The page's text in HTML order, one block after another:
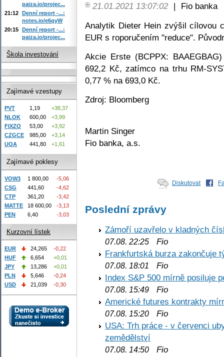
21.01.2021 13:07:02 |
Fio banka
Analytik Dieter Hein zvýšil cílovou
EUR s roporučením "reduce".
Akcie Erste (BCPPX:
692,2 Kč, zatímco na trhu RM-
0,77 % na 693,0 Kč.
Zdroj: Bloomberg
Martin Singer
Fio banka, a.s.
Diskutovat
Poslední zprávy
Zámoří uzavřelo v kladných
07.08. 22:25 Fio
Frankfurtská burza zakončuje
07.08. 18:01
Fio
Index S&P 500 mírně posiluje
07.08. 15:49 Fio
Americké futures kontrakty
07.08. 15:20 Fio
USA: Trh práce - v červenci
zemědělství
07.08. 14:50 Fio
paiza.io/projec...
21:12 Denní report -...:
notes.io/e6qyW
20:15 Denní report -...:
paiza.io/projec...
Škola investování
Zajímavé vzestupy
PVT 1,19
+38,37
NLOK
600,00
+3,99
FIXZO
53,00
+3,92
CZGCE
985,00
+3,14
UQA
441,80 +1,61
Zajímavé poklesy
VOW3 1 800,00
-5,06
CSG
441,60
-4,62
CTP
361,20
-3,42
MATTE
18 600,00
-3,13
PEN
6,40 -3,03
Kurzovní lístek
EUR 24,265
-0,22
HUF
6,654
+0,01
JPY
13,286
+0,01
PLN
5,646
-0,24
USD
21,039 -0,30